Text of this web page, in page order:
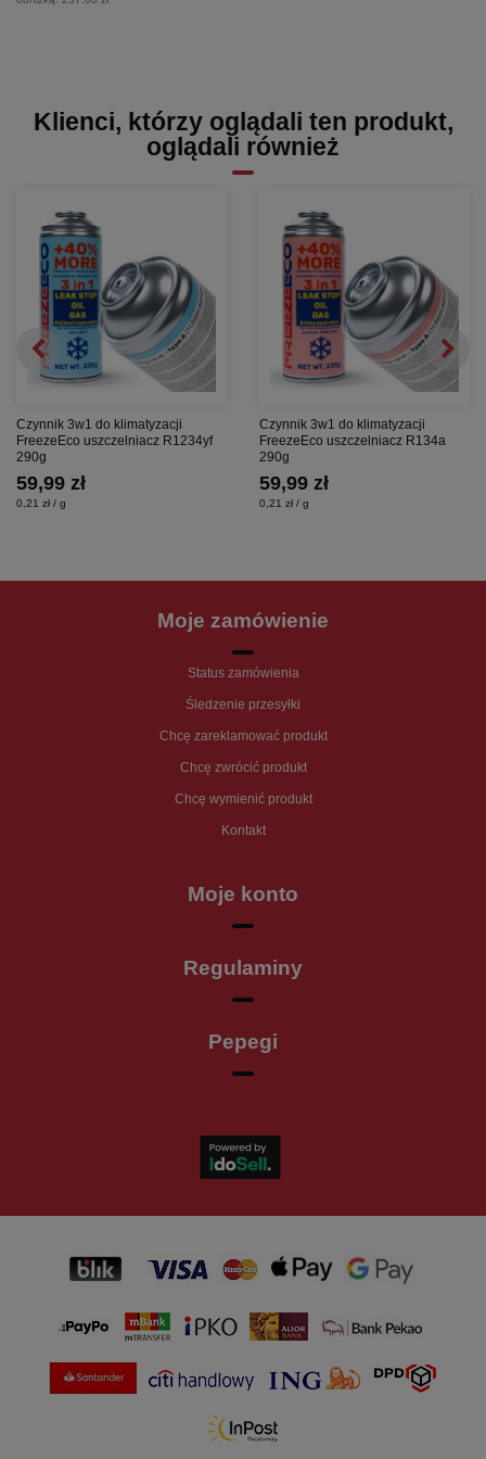
Klienci, którzy oglądali ten produkt,
oglądali również
Czynnik 3w1 do klimatyzacji
FreezeEco uszczelniacz R1234yf
290g
59,99 zł
0,21 zł / g
Czynnik 3w1 do klimatyzacji
FreezeEco uszczelniacz R134a
290g
59,99 zł
0,21 zł / g
Moje zamówienie
Status zamówienia
Śledzenie przesyłki
Chcę zareklamować produkt
Chcę zwrócić produkt
Chcę wymienić produkt
Kontakt
Moje konto
Regulaminy
Pepegi